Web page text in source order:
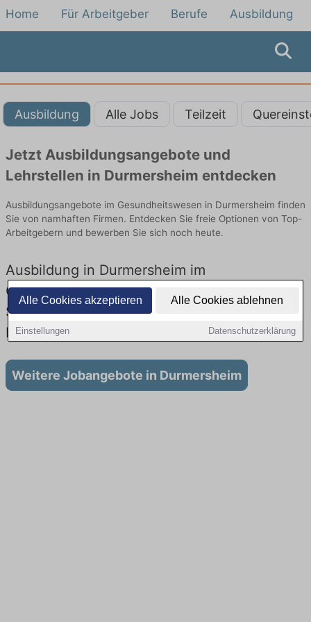
Alle Cookies akzeptieren Alle Cookies ablehnen
Einstellungen Datenschutzerklärung
Home Für Arbeitgeber Berufe Ausbildung
Ausbildung Alle Jobs Teilzeit
Jetzt Ausbildungsangebote und
Lehrstellen in Durmersheim entdecken
Ausbildungsangebote im Gesundheitswesen in Durmersheim finden
Sie von namhaften Firmen. Entdecken Sie freie Optionen von Top-
Arbeitgebern und bewerben Sie sich noch heute.
Ausbildung in Durmersheim im
Gesundheitswesen: Aktuell gibt es keine
Stellenangebote für Ausbildung in
Durmersheim
Weitere Jobangebote in Durmersheim